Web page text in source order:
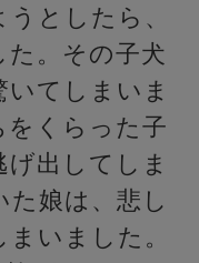
としたら、
。その子犬
てしまいま
をくらった子
出してしま
娘は、悲し
いました。